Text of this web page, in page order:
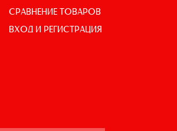
СРАВНЕНИЕ ТОВАРОВ
ВХОД И РЕГИСТРАЦИЯ